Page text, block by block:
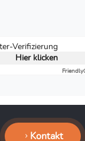
Verifizierung
Hier klicken
Friendly
Kontakt